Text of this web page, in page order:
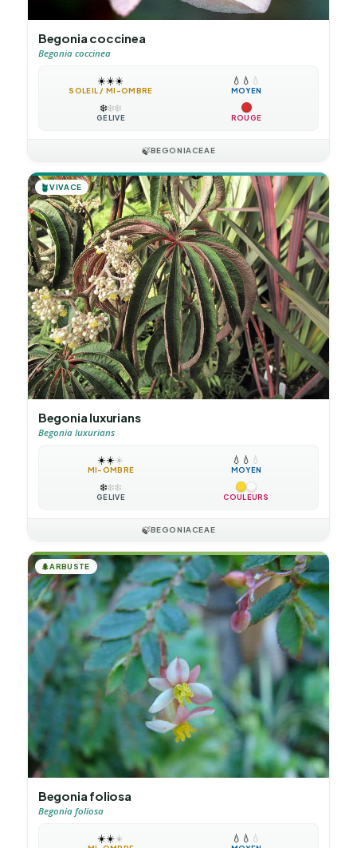
Begonia coccinea
Begonia coccinea
☀️☀️☀️
SOLEIL / MI-OMBRE
💧 💧 💧
MOYEN
❄️❄️❄️
GÉLIVE ROUGE
🍃BEGONIACEAE
🪴VIVACE
Begonia luxurians
Begonia luxurians
☀️☀️☀️
MI-OMBRE
💧 💧 💧
MOYEN
❄️❄️❄️
GÉLIVE COULEURS
🍃BEGONIACEAE
🌲ARBUSTE
Begonia foliosa
Begonia foliosa
☀️☀️☀️ 💧 💧 💧